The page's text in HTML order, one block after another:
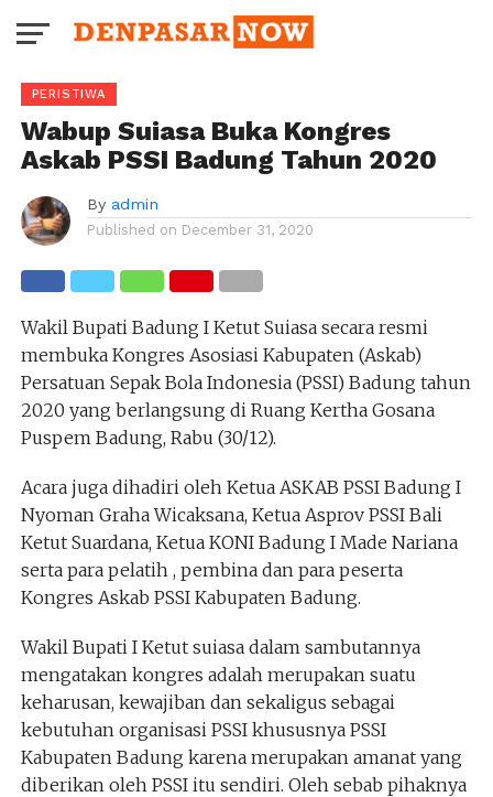
PERISTIWA
Wabup Suiasa Buka Kongres
Askab PSSI Badung Tahun 2020
By admin
Published on December 31, 2020
Wakil Bupati Badung I Ketut Suiasa secara resmi
membuka Kongres Asosiasi Kabupaten (Askab)
Persatuan Sepak Bola Indonesia (PSSI) Badung tahun
2020 yang berlangsung di Ruang Kertha Gosana
Puspem Badung, Rabu (30/12).
Acara juga dihadiri oleh Ketua ASKAB PSSI Badung I
Nyoman Graha Wicaksana, Ketua Asprov PSSI Bali
Ketut Suardana, Ketua KONI Badung I Made Nariana
serta para pelatih , pembina dan para peserta
Kongres Askab PSSI Kabupaten Badung.
Wakil Bupati I Ketut suiasa dalam sambutannya
mengatakan kongres adalah merupakan suatu
keharusan, kewajiban dan sekaligus sebagai
kebutuhan organisasi PSSI khususnya PSSI
Kabupaten Badung karena merupakan amanat yang
diberikan oleh PSSI itu sendiri. Oleh sebab pihaknya